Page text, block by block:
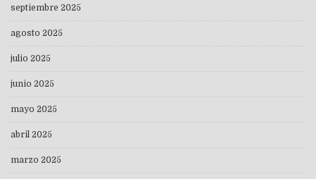
septiembre 2025
agosto 2025
julio 2025
junio 2025
mayo 2025
abril 2025
marzo 2025